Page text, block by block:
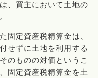
、買主において土地の
固定資産税精算金は、
せずに土地を利用する
のものの対価というこ
固定資産税精算金を土